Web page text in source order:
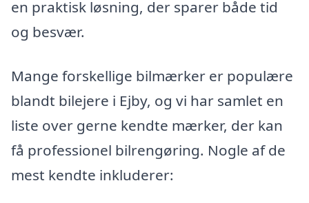
en praktisk løsning, der sparer både tid
og besvær.
Mange forskellige bilmærker er populære
blandt bilejere i Ejby, og vi har samlet en
liste over gerne kendte mærker, der kan
få professionel bilrengøring. Nogle af de
mest kendte inkluderer: